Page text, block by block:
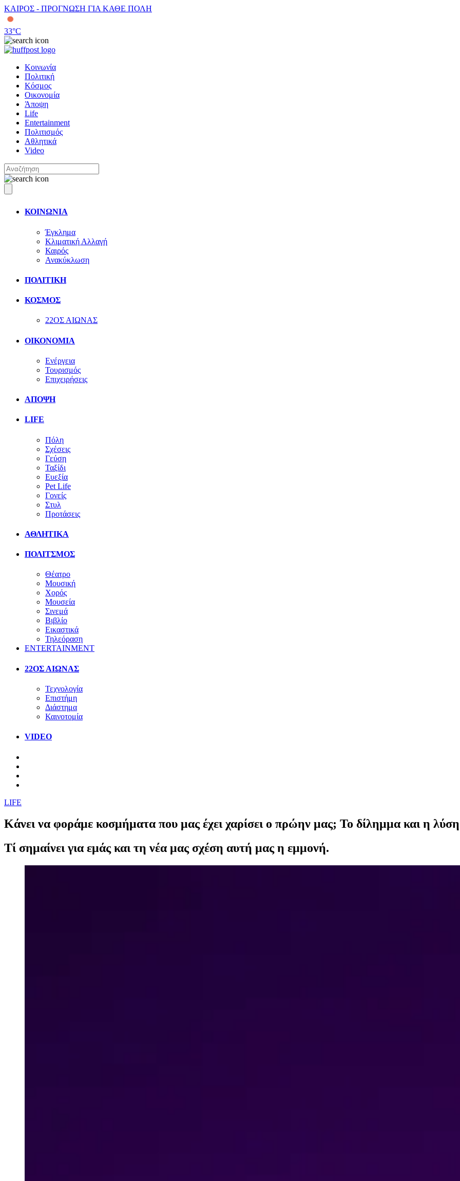
ΚΑΙΡΟΣ - ΠΡΟΓΝΩΣΗ ΓΙΑ ΚΑΘΕ ΠΟΛΗ
33°C
Κοινωνία
Πολιτική
Κόσμος
Οικονομία
Άποψη
Life
Entertainment
Πολιτισμός
Αθλητικά
Video
ΚΟΙΝΩΝΙΑ
Έγκλημα
Κλιματική Αλλαγή
Καιρός
Ανακύκλωση
ΠΟΛΙΤΙΚΗ
ΚΟΣΜΟΣ
22ΟΣ ΑΙΩΝΑΣ
ΟΙΚΟΝΟΜΙΑ
Ενέργεια
Τουρισμός
Επιχειρήσεις
ΑΠΟΨΗ
LIFE
Πόλη
Σχέσεις
Γεύση
Ταξίδι
Ευεξία
Pet Life
Γονείς
Στυλ
Προτάσεις
ΑΘΛΗΤΙΚΑ
ΠΟΛΙΤΣΜΟΣ
Θέατρο
Μουσική
Χορός
Μουσεία
Σινεμά
Βιβλίο
Εικαστικά
Τηλεόραση
ENTERTAINMENT
22ΟΣ ΑΙΩΝΑΣ
Τεχνολογία
Επιστήμη
Διάστημα
Καινοτομία
VIDEO
LIFE
Κάνει να φοράμε κοσμήματα που μας έχει χαρίσει ο πρώην μας; Το δίλημμα και η
Τί σημαίνει για εμάς και τη νέα μας σχέση αυτή μας η εμμονή.